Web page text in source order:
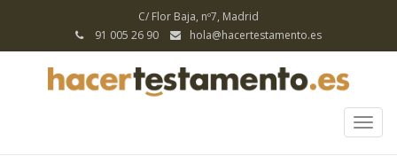
C/ Flor Baja, nº7, Madrid
91 005 26 90
hola@hacertestamento.es